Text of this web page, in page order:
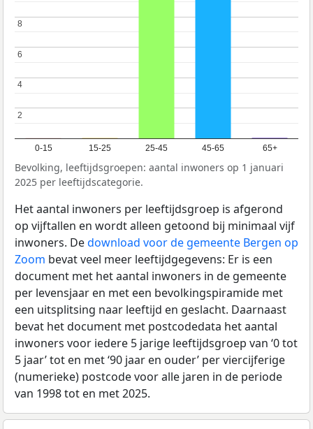
0-15 15-25 25-45 45-65 65+
2
2
4
4
6
6
8
8
Bevolking, leeftijdsgroepen: aantal inwoners op 1 januari
2025 per leeftijdscategorie.
Het aantal inwoners per leeftijdsgroep is afgerond
op vijftallen en wordt alleen getoond bij minimaal vijf
inwoners. Dedownload voor de gemeente Bergen op
Zoom bevat veel meer leeftijdgegevens: Er is een
document met het aantal inwoners in de gemeente
per levensjaar en met een bevolkingspiramide met
een uitsplitsing naar leeftijd en geslacht. Daarnaast
bevat het document met postcodedata het aantal
inwoners voor iedere 5 jarige leeftijdsgroep van ‘0 tot
5 jaar’ tot en met ‘90 jaar en ouder’ per viercijferige
(numerieke) postcode voor alle jaren in de periode
van 1998 tot en met 2025.